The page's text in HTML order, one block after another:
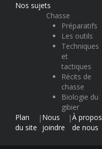
Nos sujets
Chasse
Préparatifs
Les outils
Techniques
et
tactiques
Récits de
chasse
Biologie du
gibier
Plan
du site
| Nous
joindre
|À propos
de nous